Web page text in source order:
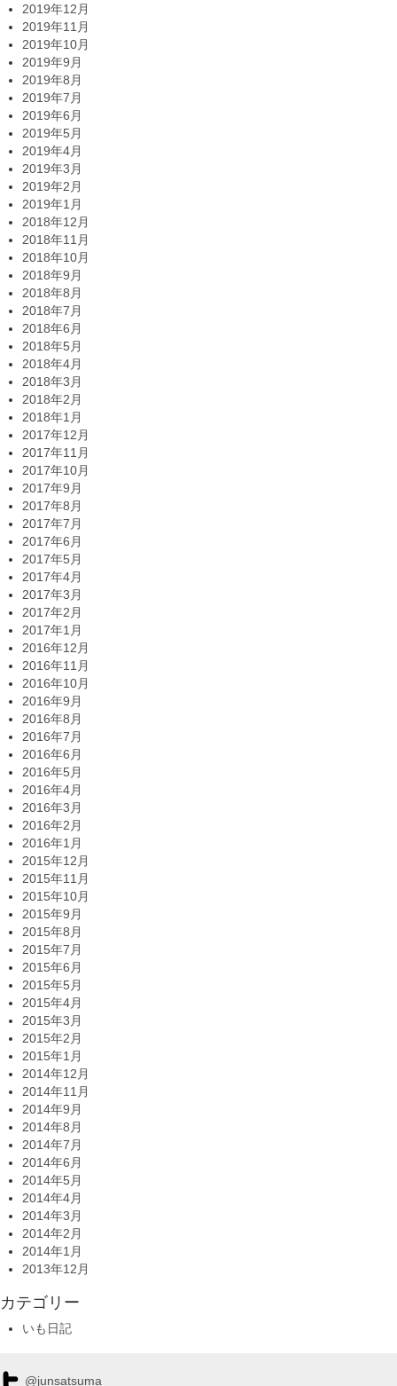
2019年12月
2019年11月
2019年10月
2019年9月
2019年8月
2019年7月
2019年6月
2019年5月
2019年4月
2019年3月
2019年2月
2019年1月
2018年12月
2018年11月
2018年10月
2018年9月
2018年8月
2018年7月
2018年6月
2018年5月
2018年4月
2018年3月
2018年2月
2018年1月
2017年12月
2017年11月
2017年10月
2017年9月
2017年8月
2017年7月
2017年6月
2017年5月
2017年4月
2017年3月
2017年2月
2017年1月
2016年12月
2016年11月
2016年10月
2016年9月
2016年8月
2016年7月
2016年6月
2016年5月
2016年4月
2016年3月
2016年2月
2016年1月
2015年12月
2015年11月
2015年10月
2015年9月
2015年8月
2015年7月
2015年6月
2015年5月
2015年4月
2015年3月
2015年2月
2015年1月
2014年12月
2014年11月
2014年9月
2014年8月
2014年7月
2014年6月
2014年5月
2014年4月
2014年3月
2014年2月
2014年1月
2013年12月
カテゴリー
いも日記
@junsatsuma